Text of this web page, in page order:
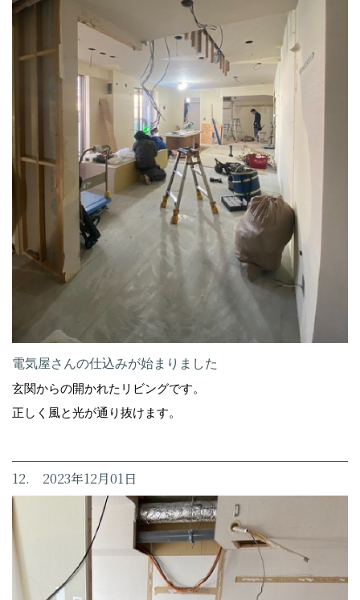
電気屋さんの仕込みが始まりました
玄関からの開かれたリビングです。
正しく風と光が通り抜けます。
12. 2023年12月01日